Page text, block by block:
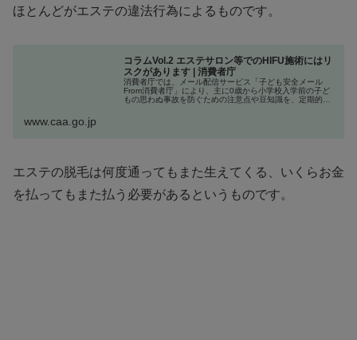
ほとんどがエステの違法行為によるものです。
コラムVol.2 エステサロン等でのHIFU施術にはリ
スクがあります | 消費者庁
消費者庁では、メール配信サービス「子ども安全メール
From消費者庁」により、主に0歳から小学校入学前の子ど
もの思わぬ事故を防ぐための注意点や豆知識を、定期的に
www.caa.go.jp
エステの脱毛は何度通ってもまた生えてくる、いくらお金
を払ってもまた払う必要があるというものです。